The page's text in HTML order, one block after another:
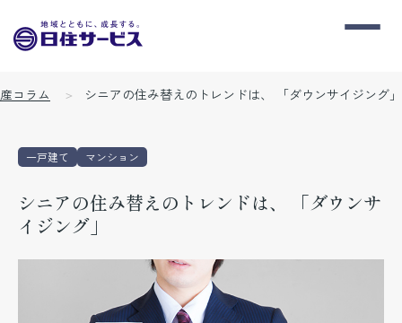
コラム シニアの住み替えのトレンドは、 「ダウンサイジング」
一戸建て マンション
シニアの住み替えのトレンドは、 「ダウンサ
イジング」